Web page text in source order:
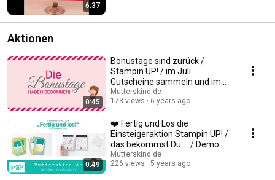
6:37
Aktionen
0:45
Bonustage sind zurück /
Stampin UP! / im Juli
Gutscheine sammeln und im
August Wünsche erfüllen ❤️
Mutterskind.de
173 views
6 years ago
0:49
❤️ Fertig und Los die
Einsteigeraktion Stampin UP! /
das bekommst Du ... / Demo
werden / Mutterskind
Mutterskind.de
226 views
5 years ago